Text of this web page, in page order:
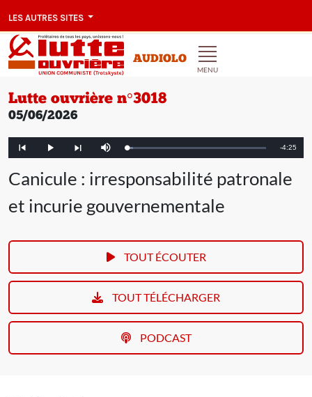
LES AUTRES SITES
AUDIOLO
MENU
Lutte ouvrière n°3018
05/06/2026
Article
précédent
Play
Article
suivant
Mute Loaded:
4.45%
-4:25
Canicule : irresponsabilité patronale
et incurie gouvernementale
TOUT ÉCOUTER
TOUT TÉLÉCHARGER
PODCAST